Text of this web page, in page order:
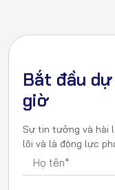
Bắt đầu
giờ
Sự tin tưởng và hài
lõi và là động lực